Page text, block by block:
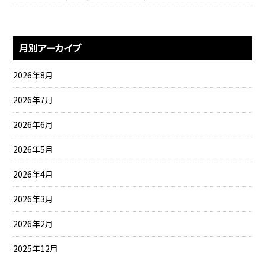
月別アーカイブ
2026年8月
2026年7月
2026年6月
2026年5月
2026年4月
2026年3月
2026年2月
2025年12月